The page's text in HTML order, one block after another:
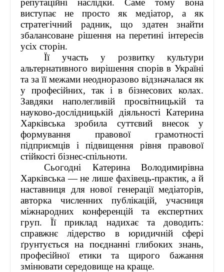
виступає не просто як медіатор, а як
стратегічний радник, що здатен знайти
збалансоване рішення на перетині інтересів
усіх сторін.
Її участь у розвитку культури
альтернативного вирішення спорів в Україні
та за її межами неодноразово відзначалася як
у професійних, так і в бізнесових колах.
Завдяки наполегливій просвітницькій та
науково-дослідницькій діяльності Катерина
Харківська зробила суттєвий внесок у
формування правової грамотності
підприємців і підвищення рівня правової
стійкості бізнес-спільноти.
Сьогодні Катерина Володимирівна
Харківська — не лише фахівець-практик, а й
наставниця для нової генерації медіаторів,
авторка численних публікацій, учасниця
міжнародних конференцій та експертних
груп. Її приклад надихає та доводить:
справжнє лідерство в юридичній сфері
ґрунтується на поєднанні глибоких знань,
професійної етики та щирого бажання
змінювати середовище на краще.